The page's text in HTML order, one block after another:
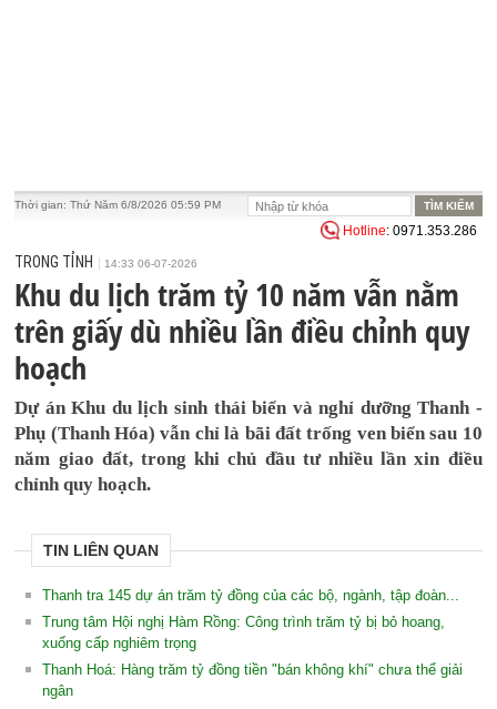
Thời gian:Thứ Năm 6/8/2026 05:59 PM
Hotline: 0971.353.286
TRONG TỈNH 14:33 06-07-2026
Khu du lịch trăm tỷ 10 năm vẫn nằm
trên giấy dù nhiều lần điều chỉnh quy
hoạch
Dự án Khu du lịch sinh thái biển và nghỉ dưỡng Thanh -
Phụ (Thanh Hóa) vẫn chỉ là bãi đất trống ven biển sau 10
năm giao đất, trong khi chủ đầu tư nhiều lần xin điều
chỉnh quy hoạch.
TIN LIÊN QUAN
Thanh tra 145 dự án trăm tỷ đồng của các bộ, ngành, tập đoàn...
Trung tâm Hội nghị Hàm Rồng: Công trình trăm tỷ bị bỏ hoang,
xuống cấp nghiêm trọng
Thanh Hoá: Hàng trăm tỷ đồng tiền "bán không khí" chưa thể giải
ngân